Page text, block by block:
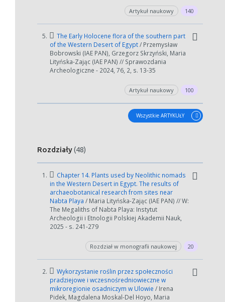
Artykuł naukowy 140
5.
The Early Holocene flora of the southern part
of the Western Desert of Egypt/ Przemysław
Bobrowski (IAE PAN), Grzegorz Skrzyński, Maria
Lityńska-Zając (IAE PAN) // Sprawozdania
Archeologiczne - 2024, 76, 2, s. 13-35
Artykuł naukowy 100
Wszystkie ARTYKUŁY
Rozdziały(48)
1.
Chapter 14. Plants used by Neolithic nomads
in the Western Desert in Egypt. The results of
archaeobotanical research from sites near
Nabta Playa / Maria Lityńska-Zając (IAE PAN) // W:
The Megaliths of Nabta Playa: Instytut
Archeologii i Etnologii Polskiej Akademii Nauk,
2025 - s. 241-279
Rozdział w monografii naukowej 20
2.
Wykorzystanie roślin przez społeczności
pradziejowe i wczesnośredniowieczne w
mikroregionie osadniczym w Ulowie / Irena
Pidek, Magdalena Moskal-Del Hoyo, Maria